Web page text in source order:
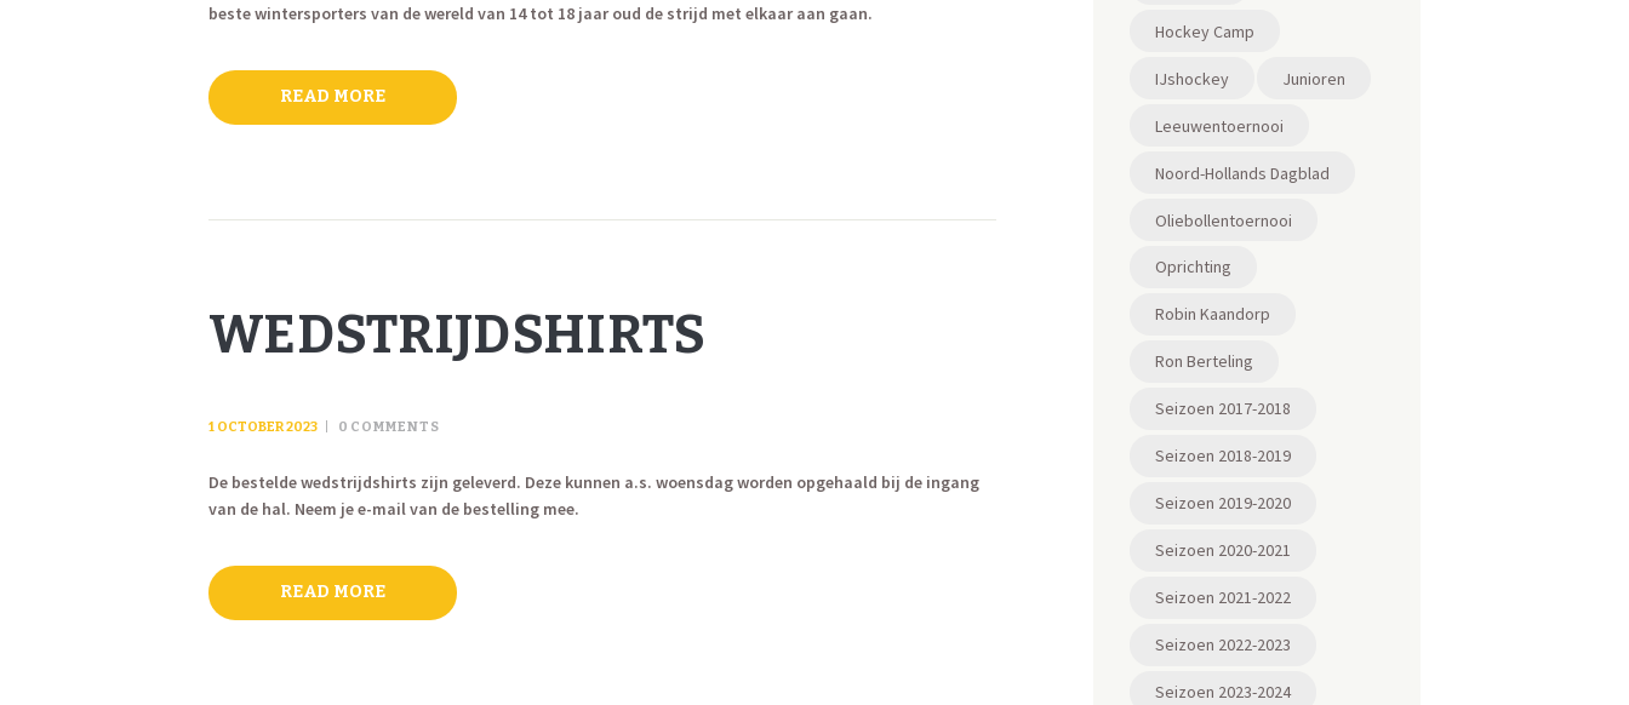
beste wintersporters van de wereld van 14 tot 18 jaar oud de strijd met elkaar aan gaan.
READ MORE
WEDSTRIJDSHIRTS
1 OCTOBER 2023 0 COMMENTS
De bestelde wedstrijdshirts zijn geleverd. Deze kunnen a.s. woensdag worden opgehaald bij de ingang
van de hal. Neem je e-mail van de bestelling mee.
READ MORE
Hockey Camp
IJshockey Junioren
Leeuwentoernooi
Noord-Hollands Dagblad
Oliebollentoernooi
Oprichting
Robin Kaandorp
Ron Berteling
Seizoen 2017-2018
Seizoen 2018-2019
Seizoen 2019-2020
Seizoen 2020-2021
Seizoen 2021-2022
Seizoen 2022-2023
Seizoen 2023-2024